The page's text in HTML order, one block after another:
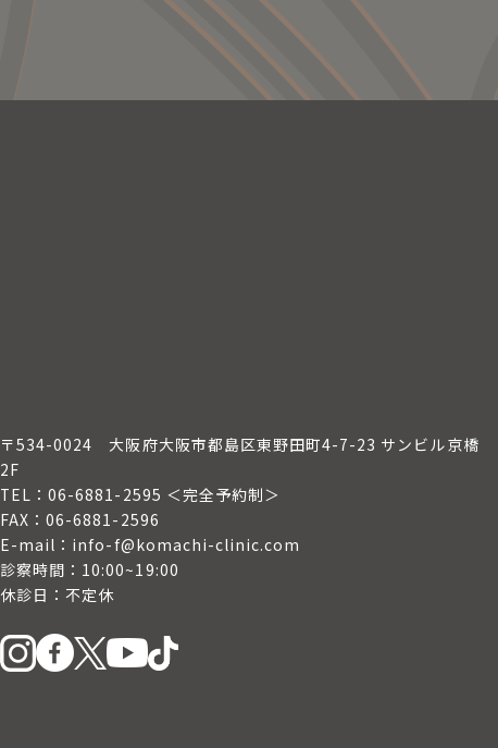
〒534-0024大阪府大阪市都島区東野田町4-7-23 サンビル京橋
2F
TEL：06-6881-2595 ＜完全予約制＞
FAX：06-6881-2596
E-mail：info-f@komachi-clinic.com
診察時間：10:00~19:00
休診日：不定休